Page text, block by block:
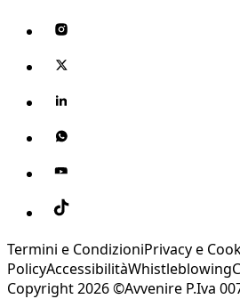
Termini e CondizioniPrivacy e
PolicyAccessibilitàWhistleblowing
Copyright 2026 ©Avvenire P.Iva